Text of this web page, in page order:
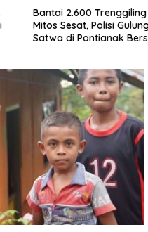
Bantai 2.600
Mitos Sesat, Polisi
Satwa di Pontianak